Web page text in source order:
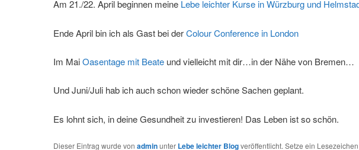
Am 21./22. April beginnen meine Lebe leichter Kurse in Würzburg und
Ende April bin ich als Gast bei derColour Conference in London
Im MaiOasentage mit Beateund vielleicht mit dir…in der Nähe von Bremen…
Und Juni/Juli hab ich auch schon wieder schöne Sachen geplant.
Es lohnt sich, in deine Gesundheit zu investieren! Das Leben ist so schön.
Dieser Eintrag wurde von adminunter Lebe leichter Blogveröffentlicht. Setze ein